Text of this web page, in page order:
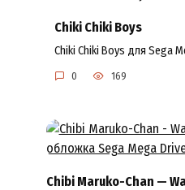
Chiki Chiki Boys
Chiki Chiki Boys для Sega
0 169
Chibi Maruko-Chan —